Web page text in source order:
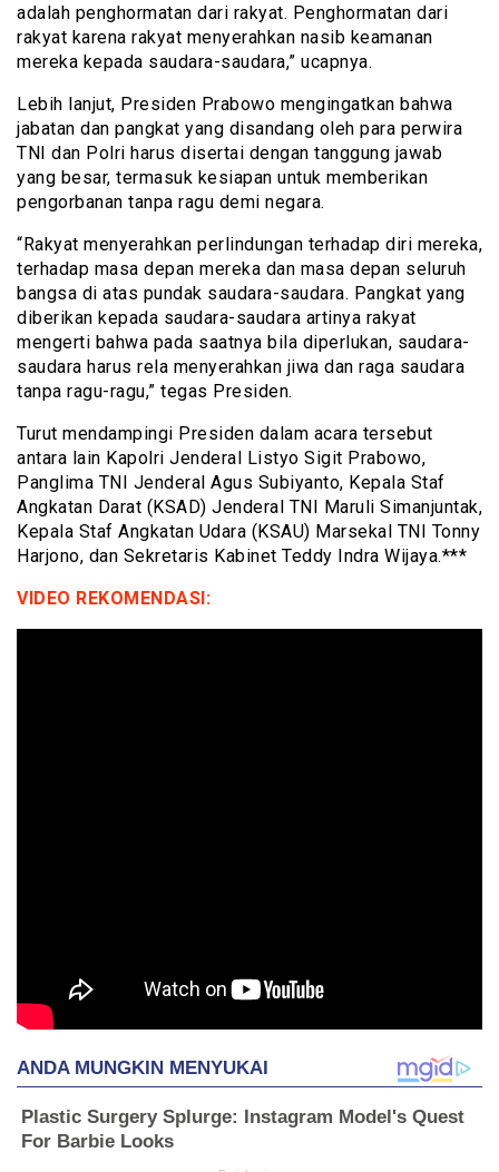
adalah penghormatan dari rakyat. Penghormatan dari
rakyat karena rakyat menyerahkan nasib keamanan
mereka kepada saudara-saudara,” ucapnya.
Lebih lanjut, Presiden Prabowo mengingatkan bahwa
jabatan dan pangkat yang disandang oleh para perwira
TNI dan Polri harus disertai dengan tanggung jawab
yang besar, termasuk kesiapan untuk memberikan
pengorbanan tanpa ragu demi negara.
“Rakyat menyerahkan perlindungan terhadap diri mereka,
terhadap masa depan mereka dan masa depan seluruh
bangsa di atas pundak saudara-saudara. Pangkat yang
diberikan kepada saudara-saudara artinya rakyat
mengerti bahwa pada saatnya bila diperlukan, saudara-
saudara harus rela menyerahkan jiwa dan raga saudara
tanpa ragu-ragu,” tegas Presiden.
Turut mendampingi Presiden dalam acara tersebut
antara lain Kapolri Jenderal Listyo Sigit Prabowo,
Panglima TNI Jenderal Agus Subiyanto, Kepala Staf
Angkatan Darat (KSAD) Jenderal TNI Maruli Simanjuntak,
Kepala Staf Angkatan Udara (KSAU) Marsekal TNI Tonny
Harjono, dan Sekretaris Kabinet Teddy Indra Wijaya.***
VIDEO REKOMENDASI: